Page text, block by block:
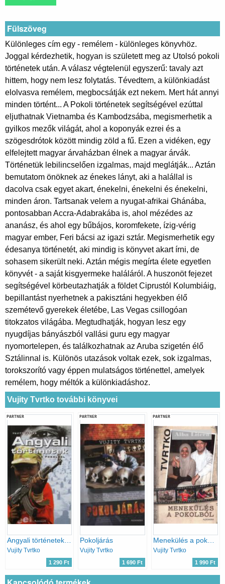
Fülszöveg
Különleges cím egy - remélem - különleges könyvhöz.
Joggal kérdezhetik, hogyan is született meg az Utolsó pokoli
történetek után. A válasz végtelenül egyszerű: tavaly azt
hittem, hogy nem lesz folytatás. Tévedtem, a különkiadást
elolvasva remélem, megbocsátják ezt nekem. Mert hát annyi
minden történt... A Pokoli történetek segítségével ezúttal
eljuthatnak Vietnamba és Kambodzsába, megismerhetik a
gyilkos mezők világát, ahol a koponyák ezrei és a
szögesdrótok között mindig zöld a fű. Ezen a vidéken, egy
elfelejtett magyar árvaházban élnek a magyar árvák.
Történetük lebilincselően izgalmas, majd meglátják... Aztán
bemutatom önöknek az énekes lányt, aki a halállal is
dacolva csak egyet akart, énekelni, énekelni és énekelni,
minden áron. Tartsanak velem a nyugat-afrikai Ghánába,
pontosabban Accra-Adabrakába is, ahol mézédes az
ananász, és ahol egy bűbájos, koromfekete, ízig-vérig
magyar ember, Feri bácsi az igazi sztár. Megismerhetik egy
édesanya történetét, aki mindig is könyvet akart írni, de
sohasem sikerült neki. Aztán mégis megírta élete egyetlen
könyvét - a saját kisgyermeke haláláról. A huszonöt fejezet
segítségével körbeutazhatják a földet Ciprustól Kolumbiáig,
bepillantást nyerhetnek a pakisztáni hegyekben élő
szemétevő gyerekek életébe, Las Vegas csillogóan
titokzatos világába. Megtudhatják, hogyan lesz egy
nyugdíjas bányászból vallási guru egy magyar
nyomortelepen, és találkozhatnak az Aruba szigetén élő
Sztálinnal is. Különös utazások voltak ezek, sok izgalmas,
torokszorító vagy éppen mulatságos történettel, amelyek
remélem, hogy méltók a különkiadáshoz.
Vujity Tvrtko további könyvei
PARTNER
Vujity Tvrtko
1 290 Ft
PARTNER
Pokoljárás
Vujity Tvrtko
1 690 Ft
PARTNER
Menekülés a pokolból
Vujity Tvrtko
1 990 Ft